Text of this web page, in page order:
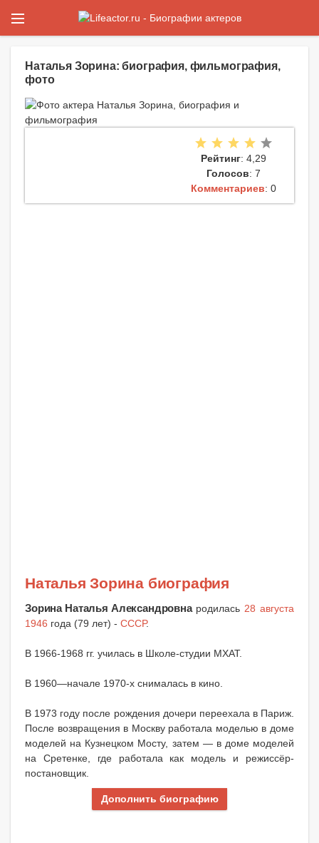
Наталья Зорина: биография, фильмография,
фото
Рейтинг: 4,29
Голосов: 7
Комментариев: 0
Наталья Зорина биография
Зорина Наталья Александровна родилась 28 августа
1946 года (79 лет) - СССР.
В 1966-1968 гг. училась в Школе-студии МХАТ.
В 1960—начале 1970-х снималась в кино.
В 1973 году после рождения дочери переехала в Париж.
После возвращения в Москву работала моделью в доме
моделей на Кузнецком Мосту, затем — в доме моделей
на Сретенке, где работала как модель и режиссёр-
постановщик.
Дополнить биографию